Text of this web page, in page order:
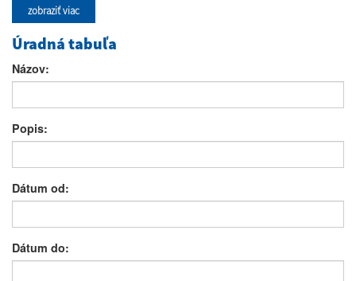
zobraziť viac
Úradná tabuľa
Názov:
Popis:
Dátum od:
Dátum do: